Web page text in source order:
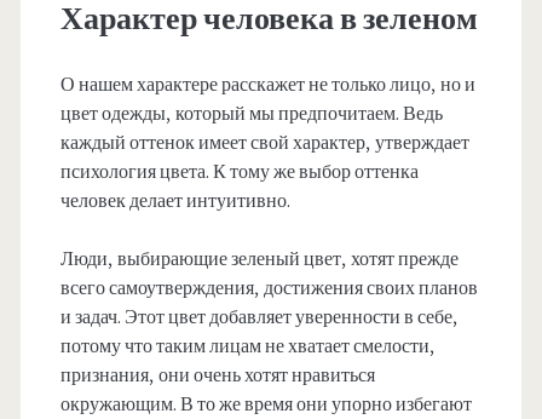
Характер человека в зеленом
О нашем характере расскажет не только лицо, но и
цвет одежды, который мы предпочитаем. Ведь
каждый оттенок имеет свой характер, утверждает
психология цвета. К тому же выбор оттенка
человек делает интуитивно.
Люди, выбирающие зеленый цвет, хотят прежде
всего самоутверждения, достижения своих планов
и задач. Этот цвет добавляет уверенности в себе,
потому что таким лицам не хватает смелости,
признания, они очень хотят нравиться
окружающим. В то же время они упорно избегают